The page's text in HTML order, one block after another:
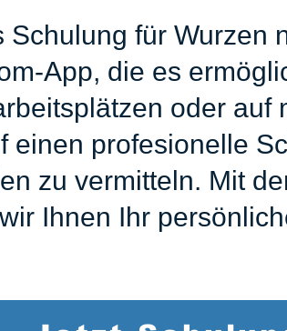
Schulung für Wurzen
App, die es
oder auf
einen profesionelle
zu vermitteln. Mit
wir Ihnen Ihr